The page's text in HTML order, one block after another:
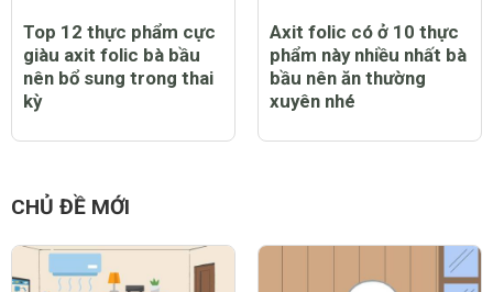
Top 12 thực phẩm cực
giàu axit folic bà bầu
nên bổ sung trong thai
kỳ
Axit folic có ở 10 thực
phẩm này nhiều nhất bà
bầu nên ăn thường
xuyên nhé
CHỦ ĐỀ MỚI